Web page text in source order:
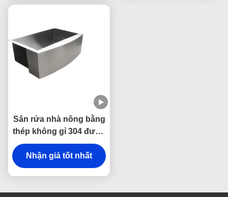
Sân rửa nhà nông bằng
thép không gỉ 304 được
làm bằng tay với chất
giảm âm thanh & chống
ngưng tụ và thiết kế mặt
Nhận giá tốt nhất